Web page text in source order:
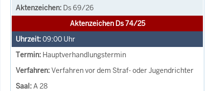
Ds 69/26
Aktenzeichen Ds 74/25
09:00 Uhr
Hauptverhandlungstermin
Verfahren vor dem Straf- oder Jugendrichter
A 28